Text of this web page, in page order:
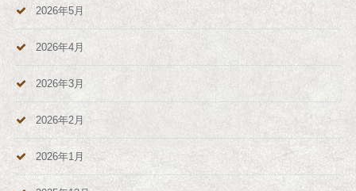
2026年5月
2026年4月
2026年3月
2026年2月
2026年1月